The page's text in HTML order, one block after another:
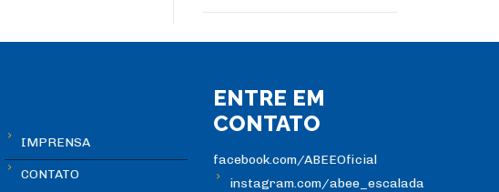
IMPRENSA
CONTATO
ENTRE EM
CONTATO
facebook.com/ABEEOficial
instagram.com/abee_escalada